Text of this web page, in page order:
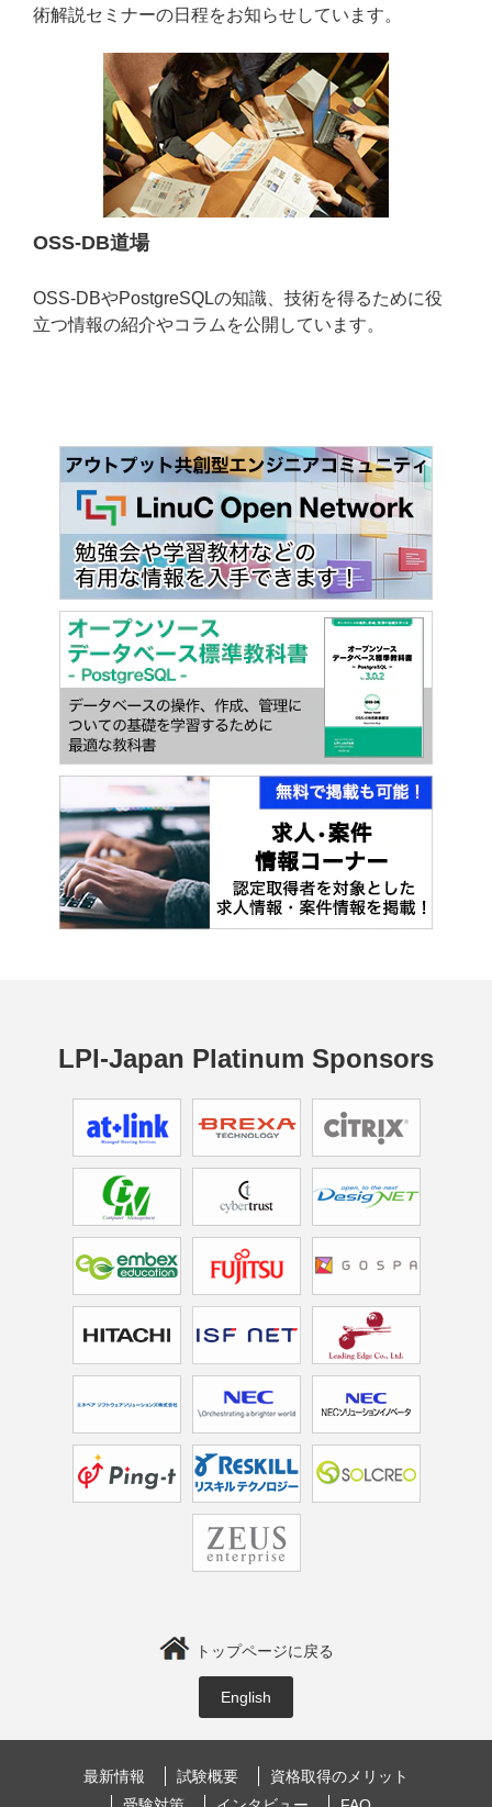
術解説セミナーの日程をお知らせしています。
OSS-DB道場
OSS-DBやPostgreSQLの知識、技術を得るために役
立つ情報の紹介やコラムを公開しています。
LPI-Japan Platinum Sponsors
トップページに戻る
English
最新情報 試験概要
資格取得のメリット